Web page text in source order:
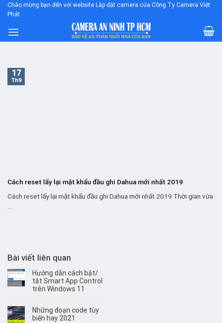
Skip
content
Chào mừng bạn đến với website Lắp đặt camera của Công Ty Camera Việt
Phát
Cách reset lấy lại mật khẩu đầu ghi Dahua mới nhất 2019
Cách reset lấy lại mật khẩu đầu ghi Dahua mới nhất 2019 Thời gian vừa
17
Th9
Bài viết liên quan
Hướng dẫn cách bật/
tắt Smart App Control
trên Windows 11
Những đoạn code tùy
biến hay 2021